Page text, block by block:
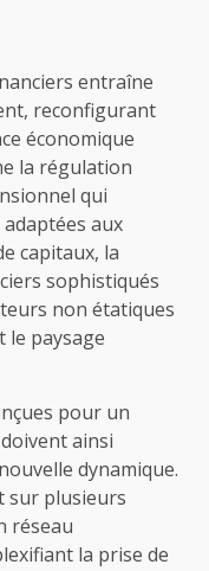
entraîne
reconfigurant
économique
la régulation
qui
aux
capitaux, la
sophistiqués
non étatiques
le paysage
pour un
ainsi
dynamique.
sur plusieurs
réseau
la prise de